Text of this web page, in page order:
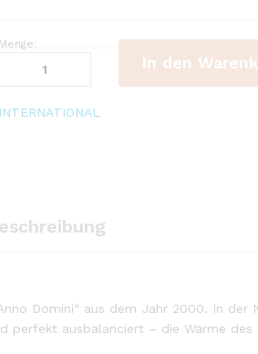
Michel
Couvreur
Blossoming
Whisky
Menge:
In den
INTERNATIONAL
Domini“ aus dem Jahr 2000. In der
perfekt ausbalanciert – die Wärme